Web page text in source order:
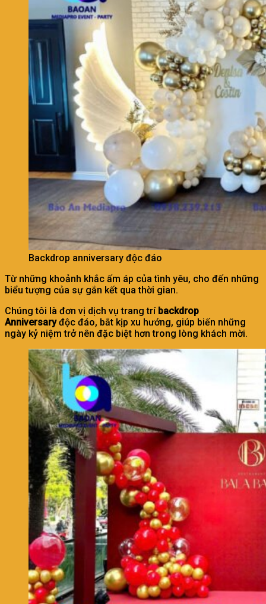
Backdrop anniversary độc đáo
Từ những khoảnh khắc ấm áp của tình yêu, cho đến những
biểu tượng của sự gắn kết qua thời gian.
Chúng tôi là đơn vị dịch vụ trang trí backdrop
Anniversaryđộc đáo, bắt kịp xu hướng, giúp biến những
ngày kỷ niệm trở nên đặc biệt hơn trong lòng khách mời.